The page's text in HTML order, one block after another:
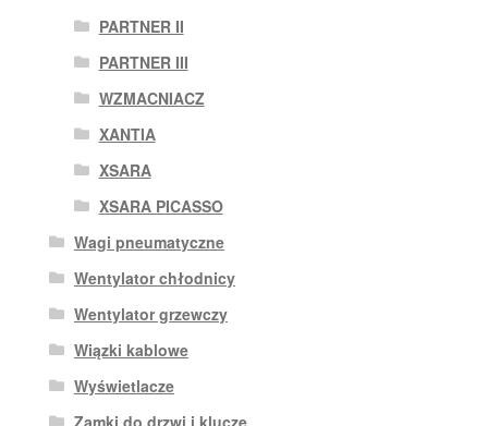
PARTNER II
PARTNER III
WZMACNIACZ
XANTIA
XSARA
XSARA PICASSO
Wagi pneumatyczne
Wentylator chłodnicy
Wentylator grzewczy
Wiązki kablowe
Wyświetlacze